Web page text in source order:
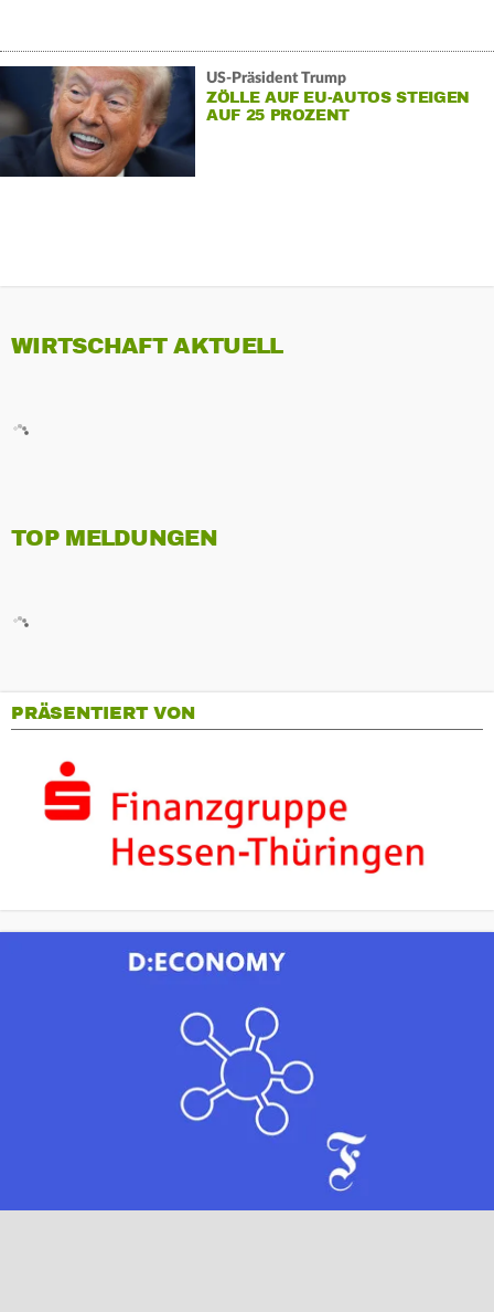
US-Präsident Trump
ZÖLLE AUF EU-AUTOS STEIGEN
AUF 25 PROZENT
WIRTSCHAFT AKTUELL
TOP MELDUNGEN
PRÄSENTIERT VON